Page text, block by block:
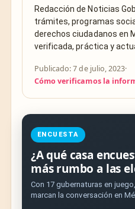
Redacción de Noticias
trámites, programas
derechos ciudadanos en
verificada, práctica y
Publicado: 7 de julio, 2023·
Cómo verificamos la
ENCUESTA
¿A qué casa
más rumbo a las
Con 17 gubernaturas en
marcan la conversación en